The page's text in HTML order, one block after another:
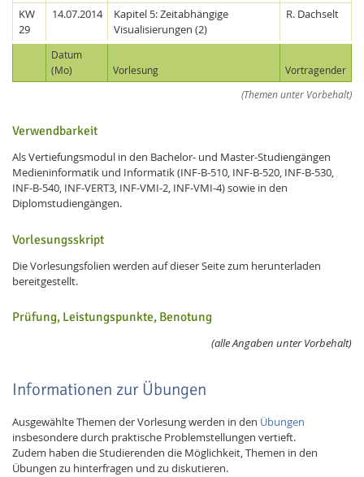
(Themen unter Vorbehalt)
Datum
(Mo)
Vorlesung Vortragender
KW
29
14.07.2014
Kapitel 5: Zeitabhängige
Visualisierungen (2)
R. Dachselt
Verwendbarkeit
Als Vertiefungsmodul in den Bachelor- und Master-Studiengängen
Medieninformatik und Informatik (INF-B-510, INF-B-520, INF-B-530,
INF-B-540, INF-VERT3, INF-VMI-2, INF-VMI-4) sowie in den
Diplomstudiengängen.
Vorlesungsskript
Die Vorlesungsfolien werden auf dieser Seite zum herunterladen
bereitgestellt.
Prüfung, Leistungspunkte, Benotung
(alle Angaben unter Vorbehalt)
Informationen zur Übungen
Ausgewählte Themen der Vorlesung werden in den Übungen
insbesondere durch praktische Problemstellungen vertieft.
Zudem haben die Studierenden die Möglichkeit, Themen in den
Übungen zu hinterfragen und zu diskutieren.